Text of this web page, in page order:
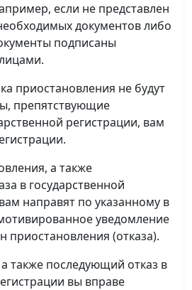
если не представлен
документов либо
подписаны
приостановления не будут
препятствующие
регистрации, вам
а также
в государственной
направят по указанному в
уведомление
приостановления (отказа).
также последующий отказ в
вы вправе